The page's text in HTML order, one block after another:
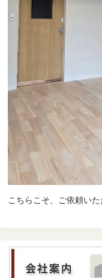
こちらこそ、ご依頼い